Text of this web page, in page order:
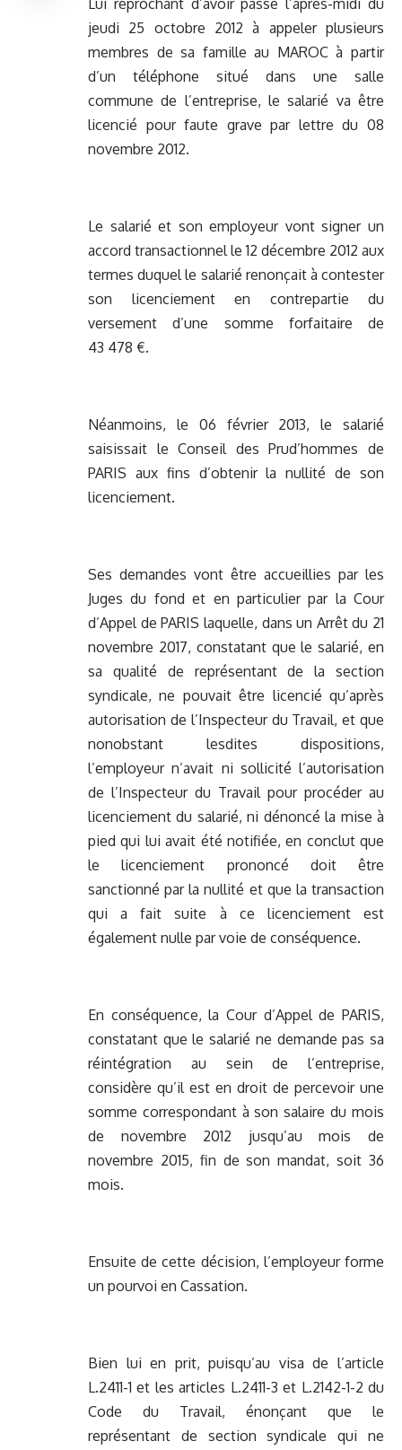
Lui reprochant d’avoir passé l’après-midi du
jeudi 25 octobre 2012 à appeler plusieurs
membres de sa famille au MAROC à partir
d’un téléphone situé dans une salle
commune de l’entreprise, le salarié va être
licencié pour faute grave par lettre du 08
novembre 2012.
Le salarié et son employeur vont signer un
accord transactionnel le 12 décembre 2012 aux
termes duquel le salarié renonçait à contester
son licenciement en contrepartie du
versement d’une somme forfaitaire de
43 478 €.
Néanmoins, le 06 février 2013, le salarié
saisissait le Conseil des Prud’hommes de
PARIS aux fins d’obtenir la nullité de son
licenciement.
Ses demandes vont être accueillies par les
Juges du fond et en particulier par la Cour
d’Appel de PARIS laquelle, dans un Arrêt du 21
novembre 2017, constatant que le salarié, en
sa qualité de représentant de la section
syndicale, ne pouvait être licencié qu’après
autorisation de l’Inspecteur du Travail, et que
nonobstant lesdites dispositions,
l’employeur n’avait ni sollicité l’autorisation
de l’Inspecteur du Travail pour procéder au
licenciement du salarié, ni dénoncé la mise à
pied qui lui avait été notifiée, en conclut que
le licenciement prononcé doit être
sanctionné par la nullité et que la transaction
qui a fait suite à ce licenciement est
également nulle par voie de conséquence.
En conséquence, la Cour d’Appel de PARIS,
constatant que le salarié ne demande pas sa
réintégration au sein de l’entreprise,
considère qu’il est en droit de percevoir une
somme correspondant à son salaire du mois
de novembre 2012 jusqu’au mois de
novembre 2015, fin de son mandat, soit 36
mois.
Ensuite de cette décision, l’employeur forme
un pourvoi en Cassation.
Bien lui en prit, puisqu’au visa de l’article
L.2411-1 et les articles L.2411-3 et L.2142-1-2 du
Code du Travail, énonçant que le
représentant de section syndicale qui ne